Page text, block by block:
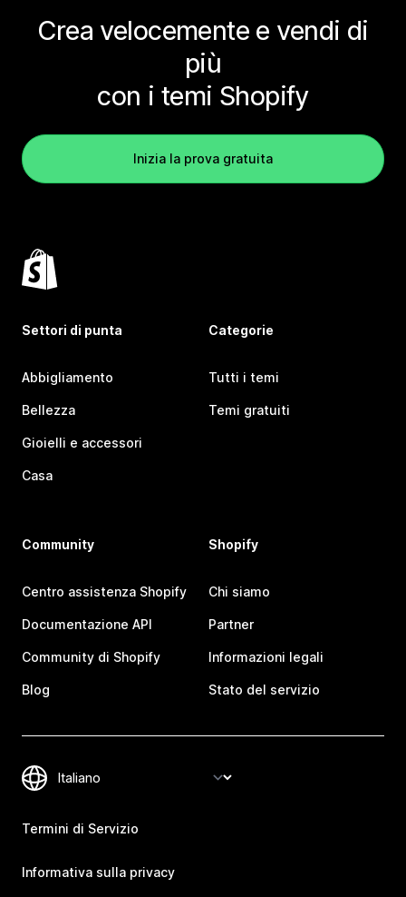
Crea velocemente e vendi di
più
con i temi Shopify
Inizia la prova gratuita
Settori di punta
Abbigliamento
Bellezza
Gioielli e accessori
Casa
Categorie
Tutti i temi
Temi gratuiti
Community
Centro assistenza Shopify
Documentazione API
Community di Shopify
Blog
Shopify
Chi siamo
Partner
Informazioni legali
Stato del servizio
Termini di Servizio
Informativa sulla privacy